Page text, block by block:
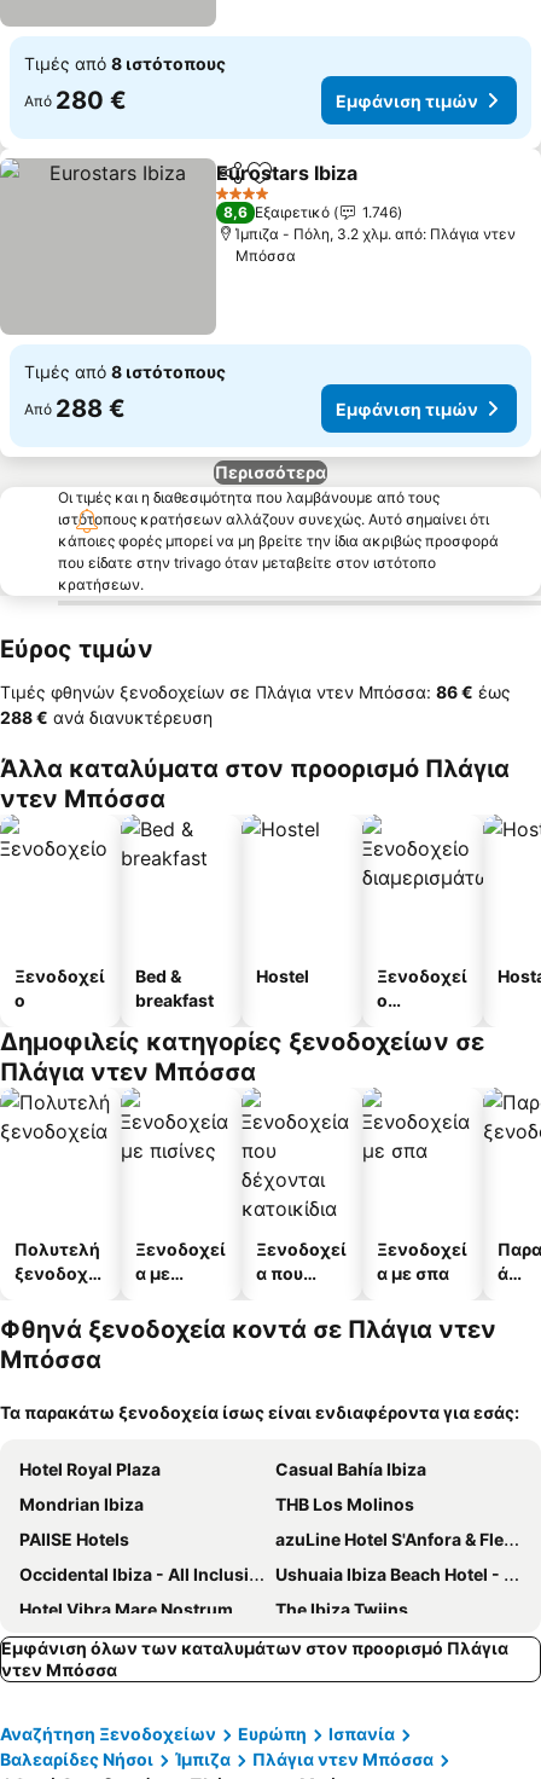
Τιμές από 8 ιστότοπους
Από 280 € Εμφάνιση τιμών
Κοινοποίηση
Προσθήκη στα αγαπημένα
Eurostars Ibiza
4 Αστέρια
8,6 Εξαιρετικό
1.746
Ίμπιζα - Πόλη, 3.2 χλμ. από: Πλάγια ντεν
Μπόσσα
Τιμές από 8 ιστότοπους
Από 288 € Εμφάνιση τιμών
Περισσότερα
Οι τιμές και η διαθεσιμότητα που λαμβάνουμε από τους
ιστότοπους κρατήσεων αλλάζουν συνεχώς. Αυτό σημαίνει ότι
κάποιες φορές μπορεί να μη βρείτε την ίδια ακριβώς προσφορά
που είδατε στην trivago όταν μεταβείτε στον ιστότοπο
κρατήσεων.
Εύρος τιμών
Τιμές φθηνών ξενοδοχείων σε Πλάγια ντεν Μπόσσα: ‎86 € έως
‎288 € ανά διανυκτέρευση
Άλλα καταλύματα στον προορισμό Πλάγια
ντεν Μπόσσα
Ξενοδοχεί
ο
Bed &
breakfast
Hostel
Ξενοδοχεί
ο
άτων
Δημοφιλείς κατηγορίες ξενοδοχείων σε
Πλάγια ντεν Μπόσσα
Πολυτελή
ξενοδοχεί
Ξενοδοχεί
α με
Ξενοδοχεί
α που
κατοικίδι
Ξενοδοχεί
α με σπα
ά
Φθηνά ξενοδοχεία κοντά σε Πλάγια ντεν
Μπόσσα
Τα παρακάτω ξενοδοχεία ίσως είναι ενδιαφέροντα για εσάς:
Hotel Royal Plaza
Casual Bahía Ibiza
Mondrian Ibiza
THB Los Molinos
PAIISE Hotels
azuLine Hotel S'Anfora & Fleming
Occidental Ibiza - All Inclusive
Ushuaia Ibiza Beach Hotel - Adults Only
Hotel Vibra Mare Nostrum
The Ibiza Twiins
Grand Palladium Select Palace Ibiza
One Ibiza Suites
NYX Hotel Ibiza by Leonardo Hotels-Adults Only
Hotel Vibra Algarb
BLESS Ibiza The Site
Eurostars Puerto de Ibiza
Εμφάνιση όλων των καταλυμάτων στον προορισμό Πλάγια
ντεν Μπόσσα
Αναζήτηση Ξενοδοχείων Ευρώπη
Ισπανία
Βαλεαρίδες Νήσοι
Ίμπιζα
Πλάγια ντεν Μπόσσα